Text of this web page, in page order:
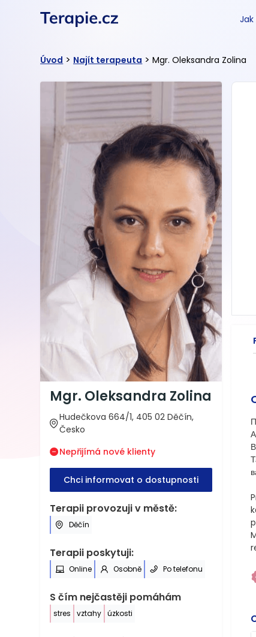
Úvod > Najít terapeuta > Mgr. Oleksandra Zolina
Mgr. Oleksandra Zolina
Hudečkova 664/1, 405 02 Děčín,
Česko
Nepřijímá nové klienty
Chci informovat o dostupnosti
Terapii provozuji v městě:
Děčín
Terapii poskytuji:
Online Osobně Po telefonu
S čím nejčastěji pomáhám
stres vztahy úzkosti